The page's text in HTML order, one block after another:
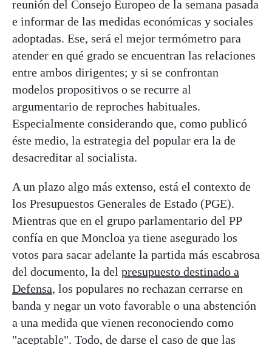
reunión del Consejo Europeo de la semana pasada
e informar de las medidas económicas y sociales
adoptadas. Ese, será el mejor termómetro para
atender en qué grado se encuentran las relaciones
entre ambos dirigentes; y si se confrontan
modelos propositivos o se recurre al
argumentario de reproches habituales.
Especialmente considerando que, como publicó
éste medio, la estrategia del popular era la de
desacreditar al socialista.
A un plazo algo más extenso, está el contexto de
los Presupuestos Generales de Estado (PGE).
Mientras que en el grupo parlamentario del PP
confía en que Moncloa ya tiene asegurado los
votos para sacar adelante la partida más escabrosa
del documento, la del presupuesto destinado a
Defensa, los populares no rechazan cerrarse en
banda y negar un voto favorable o una abstención
a una medida que vienen reconociendo como
"aceptable". Todo, de darse el caso de que las